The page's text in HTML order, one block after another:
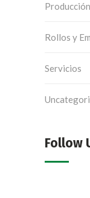
Rollos y
Servicios
Follow